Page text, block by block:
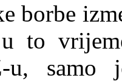
borbe
to
samo